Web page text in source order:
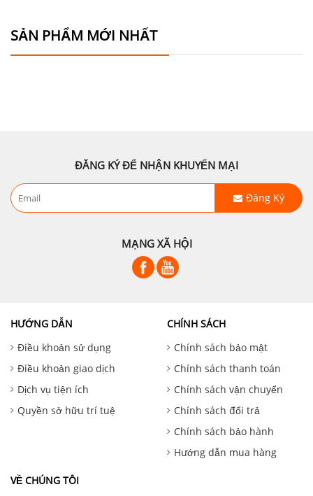
SẢN PHẨM MỚI NHẤT
ĐĂNG KÝ ĐỂ NHẬN KHUYẾN MẠI
Đăng Ký
MẠNG XÃ HỘI
HƯỚNG DẪN
Điều khoản sử dụng
Điều khoản giao dịch
Dịch vụ tiện ích
Quyền sở hữu trí tuệ
CHÍNH SÁCH
Chính sách bảo mật
Chính sách thanh toán
Chính sách vận chuyển
Chính sách đổi trả
Chính sách bảo hành
Hướng dẫn mua hàng
VỀ CHÚNG TÔI